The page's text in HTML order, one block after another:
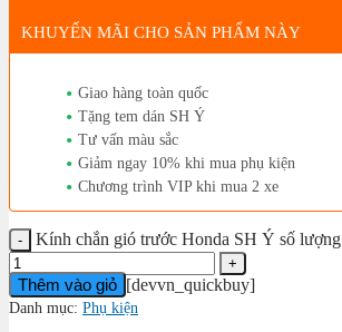
KHUYẾN MÃI CHO SẢN PHẨM NÀY
Giao hàng toàn quốc
Tặng tem dán SH Ý
Tư vấn màu sắc
Giảm ngay 10% khi mua phụ kiện
Chương trình VIP khi mua 2 xe
Kính chắn gió trước Honda SH Ý số lượng
Thêm vào giỏ [devvn_quickbuy]
Danh mục: Phụ kiện